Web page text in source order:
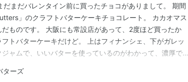
まだバレンタイン前に買ったチョコがありまして。 期間
」のクラフトバターケーキチョコレート。 カカオマス
ものです。 大阪にも常設店があって、2度ほど買ったか
トバターケーキだけど。 上はフィナンシェ、下がガレッ
ャムで、いいバターを使っているのがわかって、濃厚でお
ー感がかなり激減。残念・・・。 実はもう１種類「パト
ターズ